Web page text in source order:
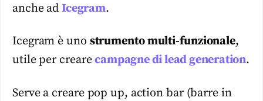
anche adIcegram.
Icegram è uno strumento multi-funzionale,
utile per crearecampagne di lead generation.
Serve a creare pop up, action bar (barre in